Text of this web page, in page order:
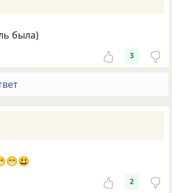
была)
3
2